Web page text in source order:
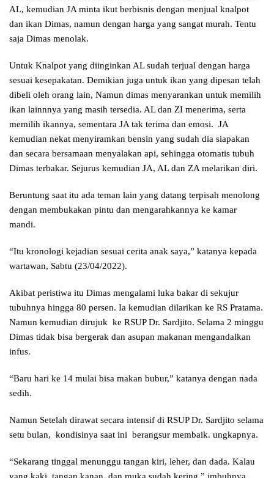
AL, kemudian JA minta ikut berbisnis dengan menjual knalpot
dan ikan Dimas, namun dengan harga yang sangat murah. Tentu
saja Dimas menolak.
Untuk Knalpot yang diinginkan AL sudah terjual dengan harga
sesuai kesepakatan. Demikian juga untuk ikan yang dipesan telah
dibeli oleh orang lain, Namun dimas menyarankan untuk memilih
ikan lainnnya yang masih tersedia. AL dan ZI menerima, serta
memilih ikannya, sementara JA tak terima dan emosi. JA
kemudian nekat menyiramkan bensin yang sudah dia siapakan
dan secara bersamaan menyalakan api, sehingga otomatis tubuh
Dimas terbakar. Sejurus kemudian JA, AL dan ZA melarikan diri.
Beruntung saat itu ada teman lain yang datang terpisah menolong
dengan membukakan pintu dan mengarahkannya ke kamar
mandi.
“Itu kronologi kejadian sesuai cerita anak saya,” katanya kepada
wartawan, Sabtu (23/04/2022).
Akibat peristiwa itu Dimas mengalami luka bakar di sekujur
tubuhnya hingga 80 persen. Ia kemudian dilarikan ke RS Pratama.
Namun kemudian dirujuk ke RSUP Dr. Sardjito. Selama 2 minggu
Dimas tidak bisa bergerak dan asupan makanan mengandalkan
infus.
“Baru hari ke 14 mulai bisa makan bubur,” katanya dengan nada
sedih.
Namun Setelah dirawat secara intensif di RSUP Dr. Sardjito selama
setu bulan, kondisinya saat ini berangsur membaik. ungkapnya.
“Sekarang tinggal menunggu tangan kiri, leher, dan dada. Kalau
yang kaki, tangan kanan, dan muka sudah kering,” imbuhnya.